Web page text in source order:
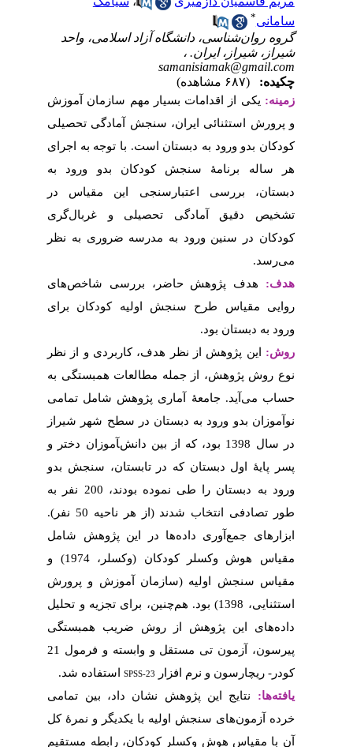
واحد
سازمان آموزش
تحصیلی
با توجه به اجرای
بدو ورود به
مقیاس در
و غربال‌گری
ضروری به نظر
شاخص‌های
کودکان برای
و از نظر
همبستگی به
شامل تمامی
سطح شهر شیراز
دختر و
سنجش بدو
ورود به دبستان را طی نموده‌ بودند، 200 نفر به
پژوهش شامل
و پرورش
تجزیه و تحلیل
همبستگی
و فرمول21
استفاده شد.
بین تمامی
و نمرۀ کل
رابطه مستقیم